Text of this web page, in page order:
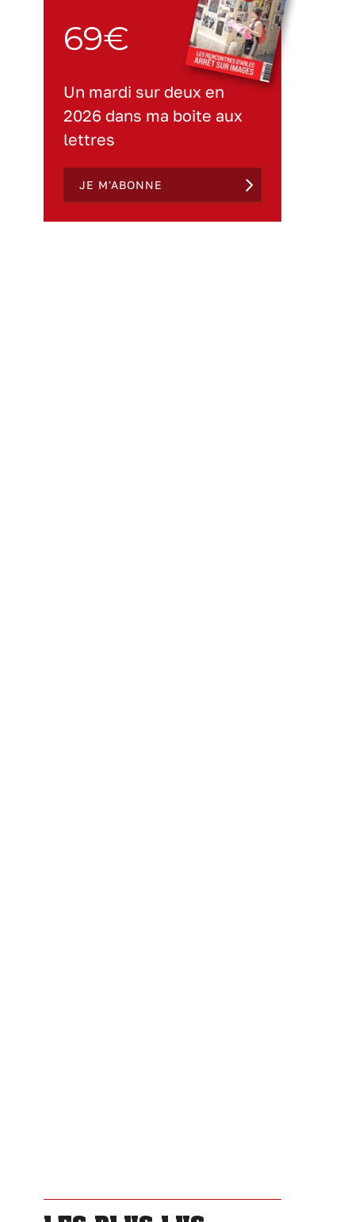
69€
Un mardi sur deux en
2026 dans ma boite aux
lettres
JE M'ABONNE